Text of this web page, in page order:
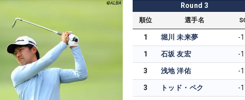
Round 3
順位 選手名
1 堀川 未来夢 -
1 石坂 友宏 -
3 浅地 洋佑 -
3 トッド・ペク -